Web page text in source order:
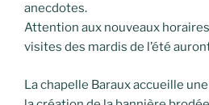
anecdotes.
Attention aux nouveaux
visites des mardis de l’été
La chapelle Baraux accueille